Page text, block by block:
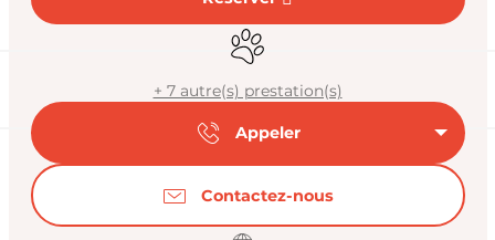
Animaux acceptés
+ 7 autre(s) prestation(s)
Appeler
Contactez-nous